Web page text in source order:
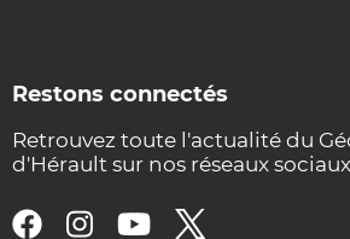
Restons connectés
Retrouvez toute l'actualité du
d'Hérault sur nos réseaux